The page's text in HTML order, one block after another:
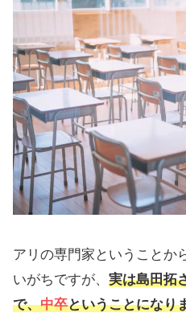
アリの専門家ということか
いがちですが、 実は島田拓
で、中卒ということになり